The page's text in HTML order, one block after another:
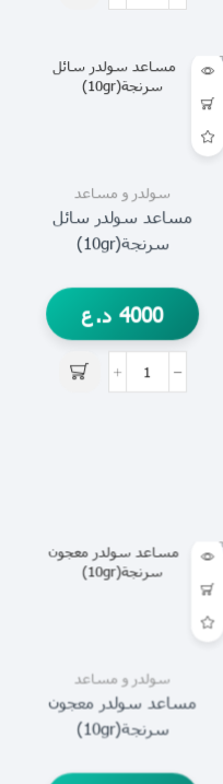
سولدر و مساعد
مساعد سولدر سائل
سرنجة(10gr)
4000 د.ع
سولدر و مساعد
مساعد سولدر معجون
سرنجة(10gr)